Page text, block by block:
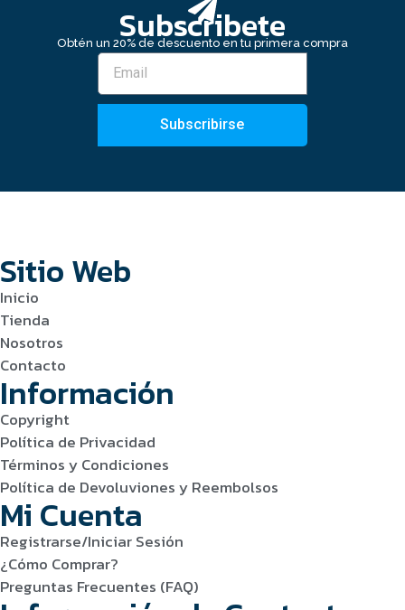
Subscribete
Obtén un 20% de descuento en tu primera compra
Subscribirse
Sitio Web
Inicio
Tienda
Nosotros
Contacto
Información
Copyright
Política de Privacidad
Términos y Condiciones
Política de Devoluviones y Reembolsos
Mi Cuenta
Registrarse/Iniciar Sesión
¿Cómo Comprar?
Preguntas Frecuentes (FAQ)